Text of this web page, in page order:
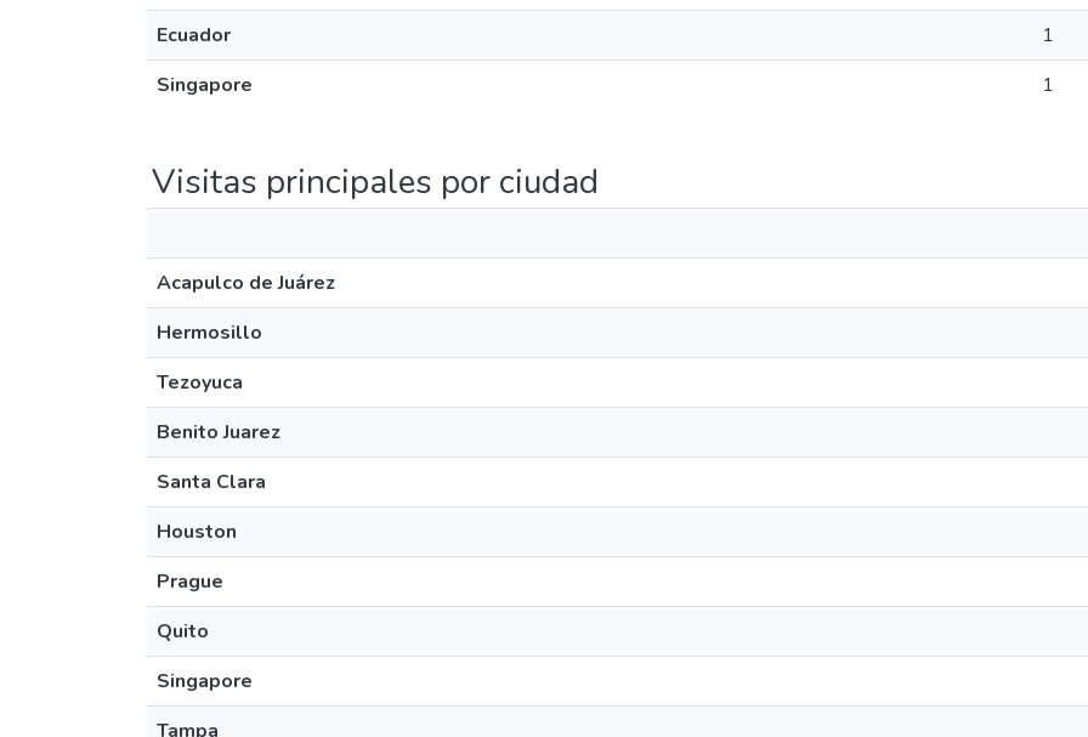
Ecuador
1
Singapore
1
Visitas principales por ciudad
Acapulco de Juárez
Hermosillo
Tezoyuca
Benito Juarez
Santa Clara
Houston
Prague
Quito
Singapore
Tampa